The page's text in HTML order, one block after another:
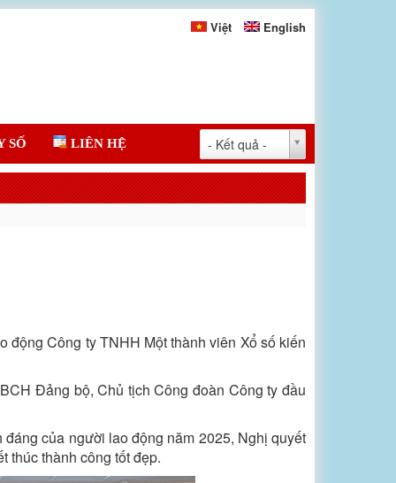
Việt English
SỐ LIÊN HỆ - Kết quả -
Công ty TNHH Một thành viên Xổ số kiến
Đảng bộ, Chủ tịch Công đoàn Công ty đầu
của người lao động năm 2025, Nghị quyết
thúc thành công tốt đẹp.